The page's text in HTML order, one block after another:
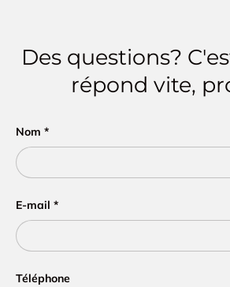
Des questions?
répond vite,
Nom
E-mail
Téléphone